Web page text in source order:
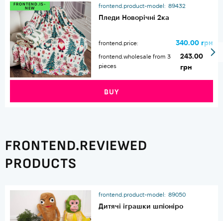
FRONTEND.IS-
NEW
frontend.product-model: 89432
Пледи Новорічні 2ка
frontend.price: 340.00 грн
frontend.wholesale from 3
pieces
243.00
грн
BUY
FRONTEND.REVIEWED
PRODUCTS
frontend.product-model: 89050
Дитячі іграшки шпіоніро